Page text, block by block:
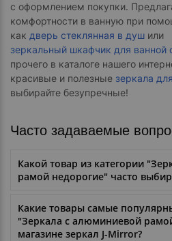
с оформлением покупки.
комфортности в ванную при
как дверь стеклянная в душ или
зеркальный шкафчик для ванной
прочего в каталоге нашего
красивые и полезные зеркала
выбирайте безупречные!
Часто задаваемые
Какой товар из категории
рамой недорогие" часто
Какие товары самые
"Зеркала с алюминиевой
магазине зеркал J-Mirror?